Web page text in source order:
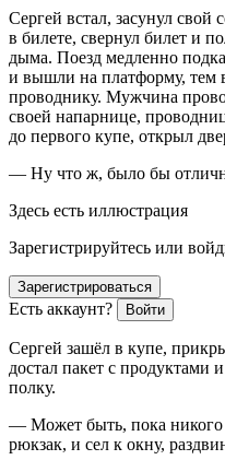
Сергей встал, засунул свой
в билете, свернул билет и
дыма. Поезд медленно
и вышли на платформу, тем
проводнику. Мужчина
своей напарнице,
до первого купе, открыл
— Ну что ж, было бы
Здесь есть иллюстрация
Зарегистрируйтесь или
Зарегистрироваться
Есть аккаунт? Войти
Сергей зашёл в купе,
достал пакет с
полку.
— Может быть, пока никого
рюкзак, и сел к окну,